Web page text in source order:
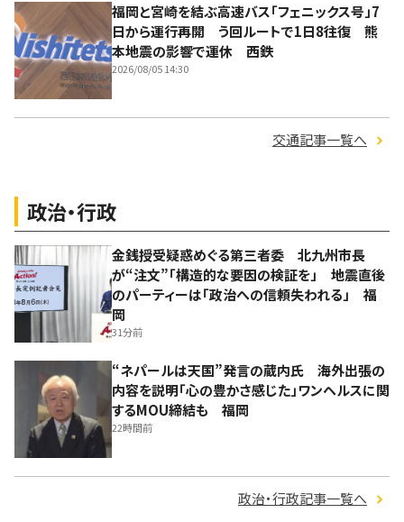
福岡と宮崎を結ぶ高速バス「フェニックス号」7
日から運行再開 う回ルートで1日8往復 熊
本地震の影響で運休 西鉄
2026/08/05 14:30
交通記事一覧へ
政治・行政
金銭授受疑惑めぐる第三者委 北九州市長
が“注文”「構造的な要因の検証を」 地震直後
のパーティーは「政治への信頼失われる」 福
岡
31分前
“ネパールは天国”発言の蔵内氏 海外出張の
内容を説明「心の豊かさ感じた」ワンヘルスに関
するMOU締結も 福岡
22時間前
政治・行政記事一覧へ